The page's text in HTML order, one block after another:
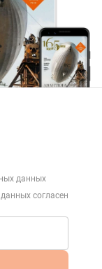
данных
согласен